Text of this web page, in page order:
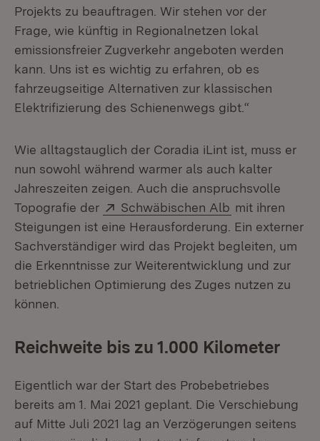
Projekts zu beauftragen. Wir stehen vor der
Frage, wie künftig in Regionalnetzen lokal
emissionsfreier Zugverkehr angeboten werden
kann. Uns ist es wichtig zu erfahren, ob es
fahrzeugseitige Alternativen zur klassischen
Elektrifizierung des Schienenwegs gibt.“
Wie alltagstauglich der Coradia iLint ist, muss er
nun sowohl während warmer als auch kalter
Jahreszeiten zeigen. Auch die anspruchsvolle
Topografie der
Extern:
Schwäbischen Alb (Öffnet in
mit ihren
Steigungen ist eine Herausforderung. Ein externer
Sachverständiger wird das Projekt begleiten, um
die Erkenntnisse zur Weiterentwicklung und zur
betrieblichen Optimierung des Zuges nutzen zu
können.
Reichweite bis zu 1.000 Kilometer
Eigentlich war der Start des Probebetriebes
bereits am 1. Mai 2021 geplant. Die Verschiebung
auf Mitte Juli 2021 lag an Verzögerungen seitens